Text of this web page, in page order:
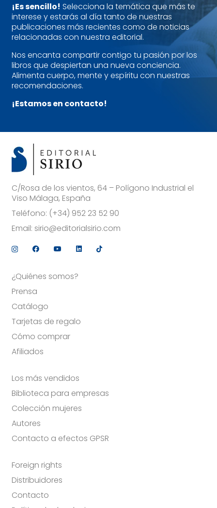
¡Es sencillo! Selecciona la temática que más te
interese y estarás al día tanto de nuestras
publicaciones más recientes como de noticias
relacionadas con nuestra editorial.
Nos encanta compartir contigo tu pasión por los
libros que despiertan una nueva conciencia.
Alimenta cuerpo, mente y espíritu con nuestras
recomendaciones.
¡Estamos en contacto!
C/Rosa de los vientos, 64 – Polígono Industrial el
Viso Málaga, España
Teléfono: (+34) 952 23 52 90
Email: sirio@editorialsirio.com
¿Quiénes somos?
Prensa
Catálogo
Tarjetas de regalo
Cómo comprar
Afiliados
Los más vendidos
Biblioteca para empresas
Colección mujeres
Autores
Contacto a efectos GPSR
Foreign rights
Distribuidores
Contacto